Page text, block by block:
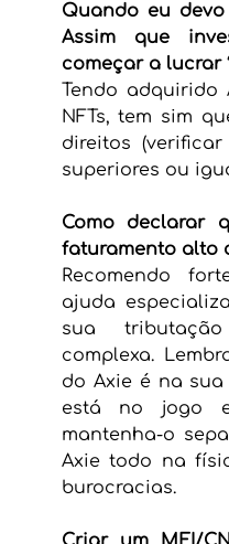
Quando eu
Assim que
começar a lucrar
Tendo adquirido
NFTs, tem sim
direitos
superiores ou
Como declarar
faturamento alto
Recomendo
ajuda
sua
complexa.
do Axie é na
está no jogo
mantenha-o
Axie todo na
burocracias.